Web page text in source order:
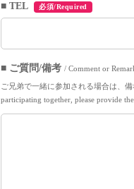
■ TEL 必須/Required
■ ご質問/備考 / Comment or
ご兄弟で一緒に参加される場合は、
participating together, please provide